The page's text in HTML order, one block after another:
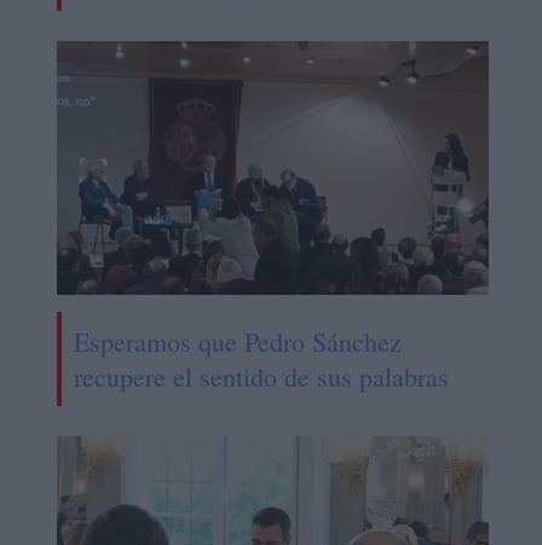
Esperamos que Pedro Sánchez
recupere el sentido de sus palabras